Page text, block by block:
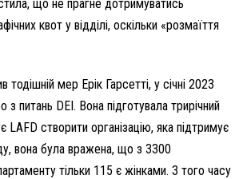
що не прагне дотримуватись
квот у відділі, оскільки «розмаїття
тодішній мер Ерік Гарсетті, у січні 2023
питань DEI. Вона підготувала трирічний
LAFD створити організацію, яка підтримує
вона була вражена, що з 3300
тільки 115 є жінками. З того часу